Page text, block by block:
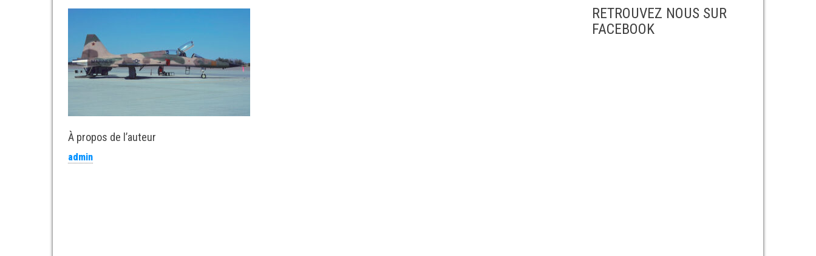
À propos de l’auteur
admin
RETROUVEZ NOUS SUR
FACEBOOK